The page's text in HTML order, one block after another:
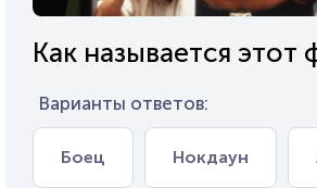
Как называется этот
Варианты ответов:
Боец Нокдаун